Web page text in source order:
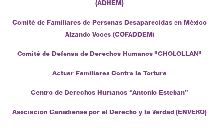
(ADHEM)
Comité de Familiares de Personas Desaparecidas en México
Alzando Voces (COFADDEM)
Comité de Defensa de Derechos Humanos "CHOLOLLAN"
Actuar Familiares Contra la Tortura
Centro de Derechos Humanos “Antonio Esteban”
Asociación Canadiense por el Derecho y la Verdad (ENVERO)